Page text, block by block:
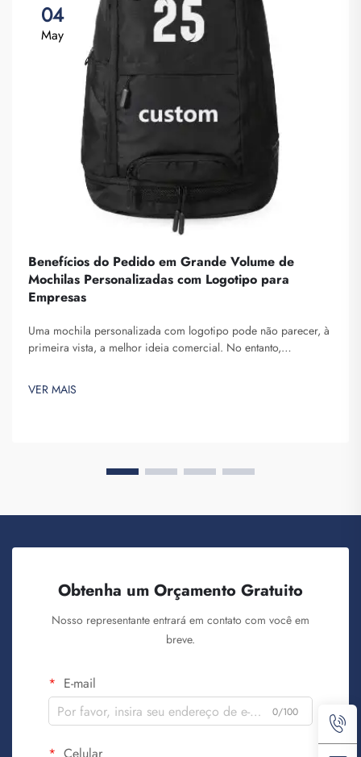
04
May
Benefícios do Pedido em Grande Volume de
Mochilas Personalizadas com Logotipo para
Empresas
Uma mochila personalizada com logotipo pode não parecer, à
primeira vista, a melhor ideia comercial. No entanto,
produtos, com o objetivo de criar consciência da marca. Você
VER MAIS
Obtenha um Orçamento Gratuito
Nosso representante entrará em contato com você em
breve.
E-mail
0/100